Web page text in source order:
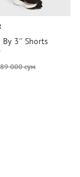
3'' Shorts
000 сум